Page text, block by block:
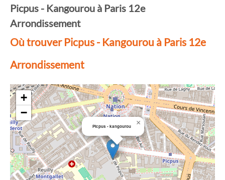
Picpus - Kangourou à Paris 12e
Arrondissement
Où trouver Picpus - Kangourou à Paris 12e
Arrondissement
Picpus - kangourou ×
+
−